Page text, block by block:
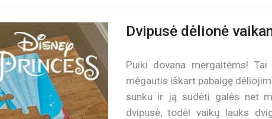
Dvipusė dėlionė
Puiki dovana mergaitėms!
mėgautis iškart pabaigę
sunku ir ją sudėti galės net
dvipusė, todėl vaikų lauks